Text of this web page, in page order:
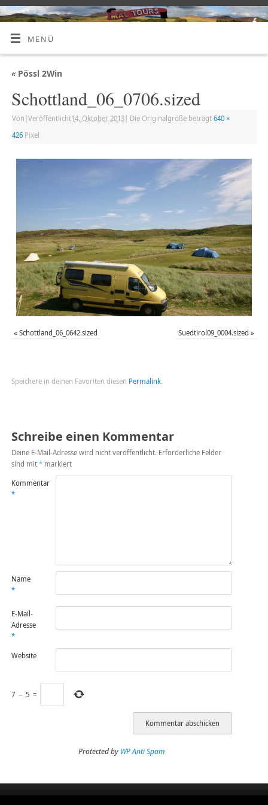
MENÜ
«Pössl 2Win
Schottland_06_0706.sized
Von Veröffentlicht14. Oktober 2013| Die Originalgröße beträgt 640 ×
426Pixel
« Schottland_06_0642.sized Suedtirol09_0004.sized »
Speichere in deinen Favoriten diesen Permalink.
Schreibe einen Kommentar
Deine E-Mail-Adresse wird nicht veröffentlicht. Erforderliche Felder
sind mit *markiert
Kommentar
*
Name
*
E-Mail-
Adresse
*
Website
7 − 5 =
Protected by WP Anti Spam